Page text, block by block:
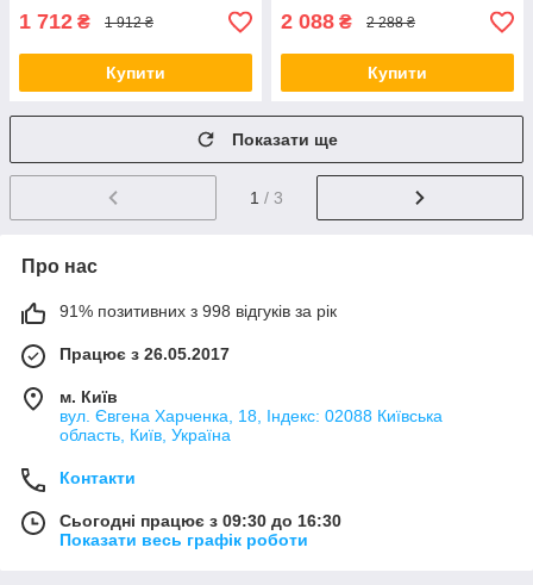
1 712 ₴ 1 912 ₴
Купити
2 088 ₴ 2 288 ₴
Купити
Показати ще
1 / 3
Про нас
91% позитивних з 998 відгуків за рік
Працює з 26.05.2017
м. Київ
вул. Євгена Харченка, 18, Індекс: 02088 Київська
область, Київ, Україна
Контакти
Сьогодні працює з 09:30 до 16:30
Показати весь графік роботи